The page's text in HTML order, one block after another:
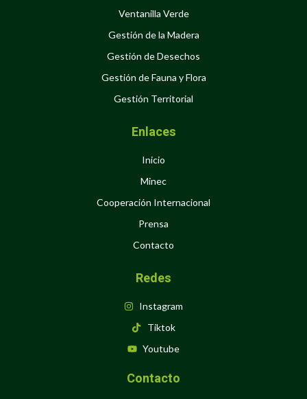
Ventanilla Verde
Gestión de la Madera
Gestión de Desechos
Gestión de Fauna y Flora
Gestión Territorial
Enlaces
Inicio
Minec
Cooperación Internacional
Prensa
Contacto
Redes
Instagram
Tiktok
Youtube
Contacto